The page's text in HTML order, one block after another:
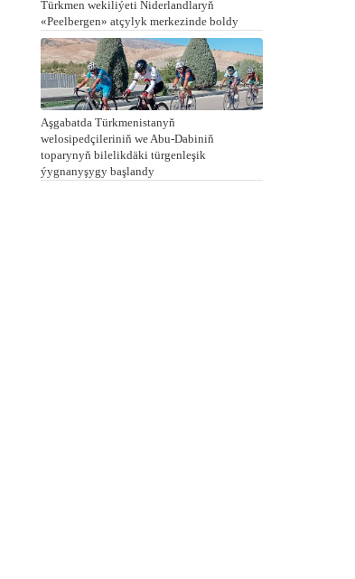
Türkmen wekiliýeti Niderlandlaryň
«Peelbergen» atçylyk merkezinde boldy
Aşgabatda Türkmenistanyň
welosipedçileriniň we Abu-Dabiniň
toparynyň bilelikdäki türgenleşik
ýygnanyşygy başlandy